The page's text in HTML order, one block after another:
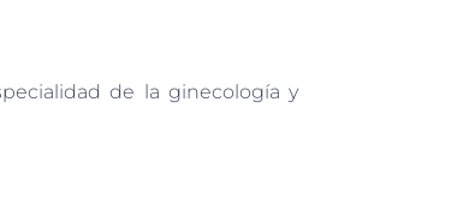
de la ginecología y